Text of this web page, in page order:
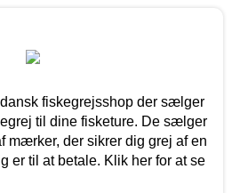
fiskegrejsshop der sælger
til dine fisketure. De sælger
mærker, der sikrer dig grej af en
er til at betale. Klik her for at se